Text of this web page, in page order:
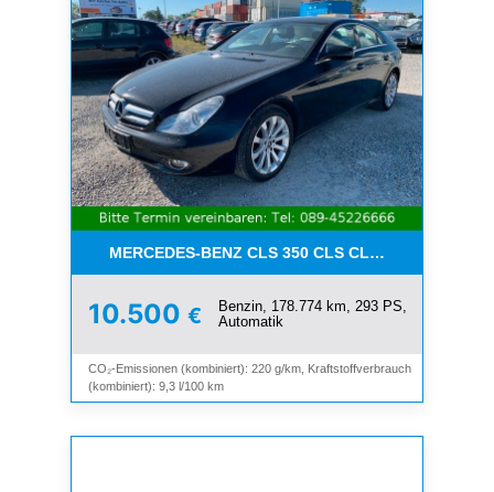
MERCEDES-BENZ CLS 350 CLS CLS 350
10.500 €
Benzin, 178.774 km, 293 PS,
Automatik
CO₂-Emissionen (kombiniert): 220 g/km, Kraftstoffverbrauch
(kombiniert): 9,3 l/100 km